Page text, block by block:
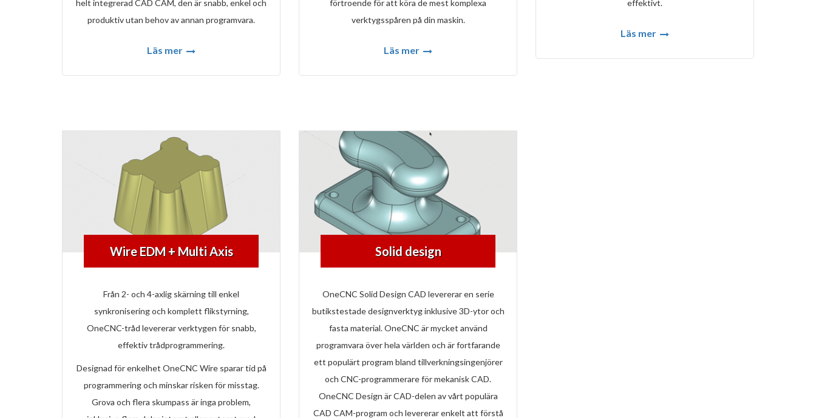
helt integrerad CAD CAM, den är snabb, enkel och
produktiv utan behov av annan programvara.
Läs mer
förtroende för att köra de mest komplexa
verktygsspåren på din maskin.
Läs mer
effektivt.
Läs mer
Wire EDM + Multi Axis
Från 2- och 4-axlig skärning till enkel
synkronisering och komplett flikstyrning,
OneCNC-tråd levererar verktygen för snabb,
effektiv trådprogrammering.
Designad för enkelhet OneCNC Wire sparar tid på
programmering och minskar risken för misstag.
Grova och flera skumpass är inga problem,
Solid design
OneCNC Solid Design CAD levererar en serie
butikstestade designverktyg inklusive 3D-ytor och
fasta material. OneCNC är mycket använd
programvara över hela världen och är fortfarande
ett populärt program bland tillverkningsingenjörer
och CNC-programmerare för mekanisk CAD.
OneCNC Design är CAD-delen av vårt populära
CAD CAM-program och levererar enkelt att förstå